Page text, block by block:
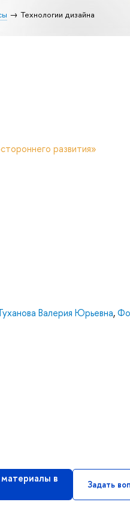
Технологии дизайна
развития»
Валерия Юрьевна,
в
Задать